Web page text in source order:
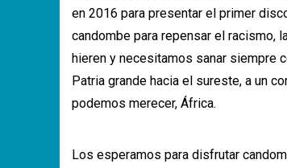
en 2016 para presentar el primer
candombe para repensar el racismo,
hieren y necesitamos sanar siempre
Patria grande hacia el sureste, a un
podemos merecer, África.
Los esperamos para disfrutar